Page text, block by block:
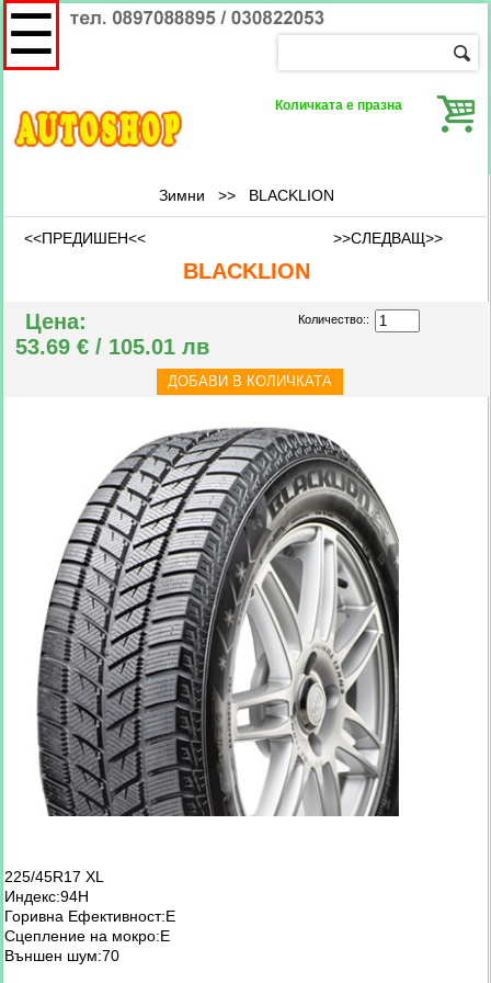
Количката е празна
☰
Зимни >> BLACKLION
<<ПРЕДИШЕН<< >>СЛЕДВАЩ>>
BLACKLION
Цена:
53.69 € / 105.01 лв
Количество::
225/45R17 XL
Индекс:94H
Горивна Ефективност:E
Сцепление на мокро:Е
Външен шум:70